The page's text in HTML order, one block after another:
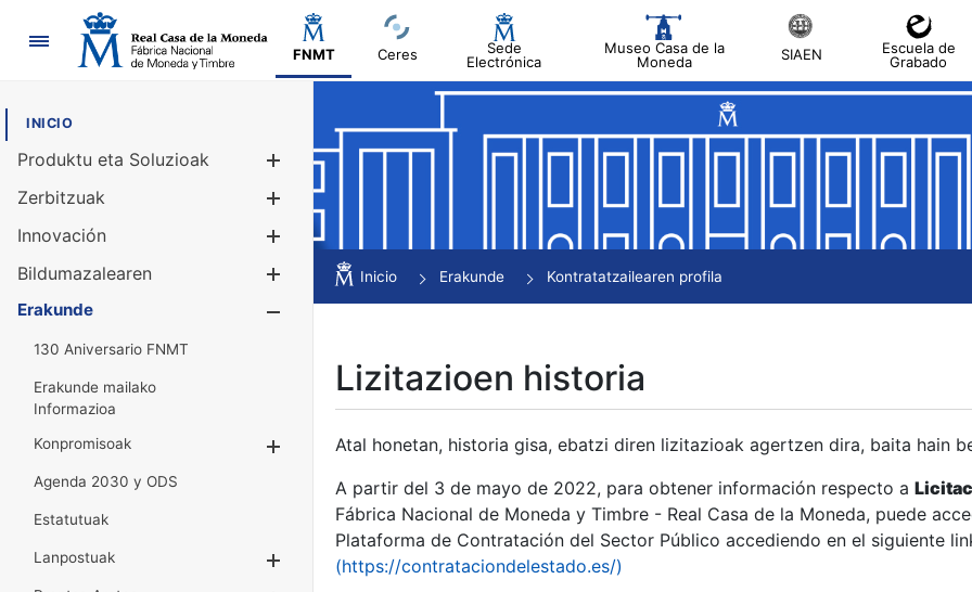
Nabigazioa
FNMT Ceres
Sede
Electrónica
Museo Casa de la
Moneda
SIAEN
Escuela de
Grabado
INICIO
Produktu eta Soluzioak
Erakutsi/Ezkutatu
Zerbitzuak
Innovación
Bildumazalearen
Erakutsi/Ezkutatu
Erakunde
130 Aniversario FNMT
Erakunde mailako
Informazioa
Konpromisoak
Erakutsi/Ezkutatu
Agenda 2030 y ODS
Estatutuak
Lanpostuak
Erakutsi/Ezkutatu
Inicio Erakunde Kontratatzailearen profila
Lizitazioen historia
Atal honetan, historia gisa, ebatzi diren lizitazioak agertzen dira, baita hain
A partir del 3 de mayo de 2022, para obtener información respecto a
Fábrica Nacional de Moneda y Timbre - Real Casa de la Moneda, puede
Plataforma de Contratación del Sector Público accediendo en el siguiente
(https://contrataciondelestado.es/)